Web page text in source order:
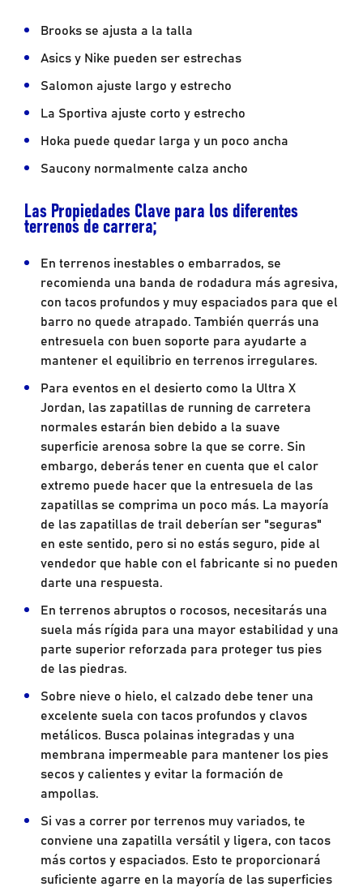
Brooks se ajusta a la talla
Asics y Nike pueden ser estrechas
Salomon ajuste largo y estrecho
La Sportiva ajuste corto y estrecho
Hoka puede quedar larga y un poco ancha
Saucony normalmente calza ancho
Las Propiedades Clave para los diferentes
terrenos de carrera;
En terrenos inestables o embarrados, se
recomienda una banda de rodadura más agresiva,
con tacos profundos y muy espaciados para que el
barro no quede atrapado. También querrás una
entresuela con buen soporte para ayudarte a
mantener el equilibrio en terrenos irregulares.
Para eventos en el desierto como la Ultra X
Jordan, las zapatillas de running de carretera
normales estarán bien debido a la suave
superficie arenosa sobre la que se corre. Sin
embargo, deberás tener en cuenta que el calor
extremo puede hacer que la entresuela de las
zapatillas se comprima un poco más. La mayoría
de las zapatillas de trail deberían ser "seguras"
en este sentido, pero si no estás seguro, pide al
vendedor que hable con el fabricante si no pueden
darte una respuesta.
En terrenos abruptos o rocosos, necesitarás una
suela más rígida para una mayor estabilidad y una
parte superior reforzada para proteger tus pies
de las piedras.
Sobre nieve o hielo, el calzado debe tener una
excelente suela con tacos profundos y clavos
metálicos. Busca polainas integradas y una
membrana impermeable para mantener los pies
secos y calientes y evitar la formación de
ampollas.
Si vas a correr por terrenos muy variados, te
conviene una zapatilla versátil y ligera, con tacos
más cortos y espaciados. Esto te proporcionará
suficiente agarre en la mayoría de las superficies